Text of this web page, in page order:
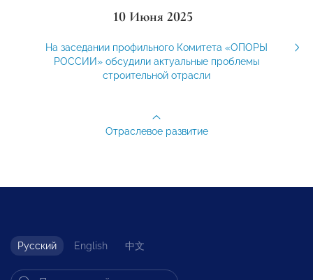
10 Июня 2025
На заседании профильного Комитета «ОПОРЫ
РОССИИ» обсудили актуальные проблемы
строительной отрасли
Отраслевое развитие
Русский English 中文